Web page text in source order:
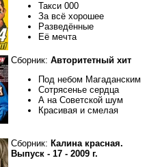
Такси 000
За всё хорошее
Разведённые
Её мечта
Сборник: Авторитетный хит
Под небом Магаданским
Сотрясенье сердца
А на Советской шум
Красивая и смелая
Сборник: Калина красная.
Выпуск - 17 - 2009 г.